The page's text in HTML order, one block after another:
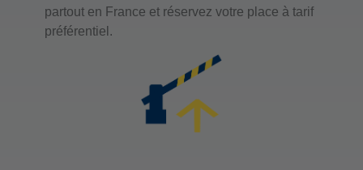
partout en France et réservez votre place à tarif
préférentiel.